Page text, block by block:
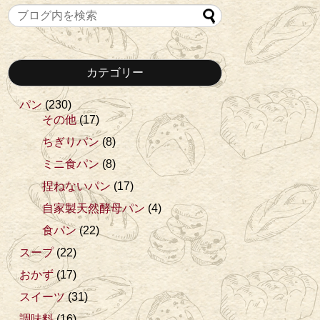
カテゴリー
パン (230)
その他(17)
ちぎりパン(8)
ミニ食パン (8)
捏ねないパン (17)
自家製天然酵母パン (4)
食パン(22)
スープ(22)
おかず(17)
スイーツ(31)